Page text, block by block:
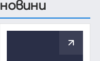
новини